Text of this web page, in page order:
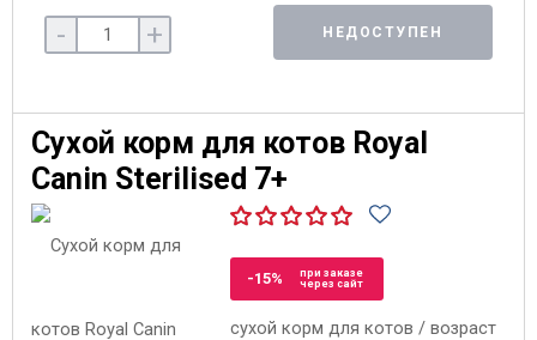
- + НЕДОСТУПЕН
Сухой корм для котов Royal
Canin Sterilised 7+
-15%
при заказе
через сайт
сухой корм для котов / возраст